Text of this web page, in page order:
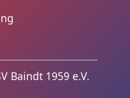
Baindt 1959 e.V.